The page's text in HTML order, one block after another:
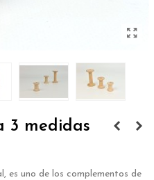
3 medidas
es uno de los complementos de